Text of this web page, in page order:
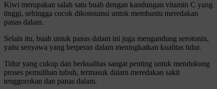
Kiwi merupakan salah satu buah dengan kandungan vitamin C yang
tinggi, sehingga cocok dikonsumsi untuk membantu meredakan
panas dalam.
Selain itu, buah untuk panas dalam ini juga mengandung serotonin,
yaitu senyawa yang berperan dalam meningkatkan kualitas tidur.
Tidur yang cukup dan berkualitas sangat penting untuk mendukung
proses pemulihan tubuh, termasuk dalam meredakan sakit
tenggorokan dan panas dalam.